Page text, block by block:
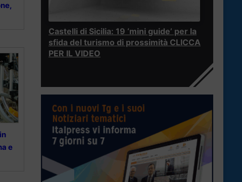
e
Castelli di Sicilia: 19 ‘mini guide’ per la
sfida del turismo di prossimità CLICCA
PER IL VIDEO